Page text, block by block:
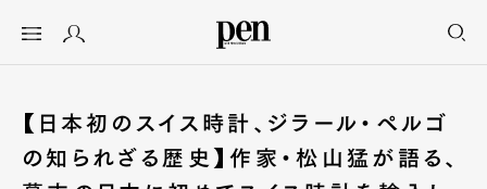
【日本初のスイス時計、ジラール・ペルゴ
の知られざる歴史】作家・松山猛が語る、